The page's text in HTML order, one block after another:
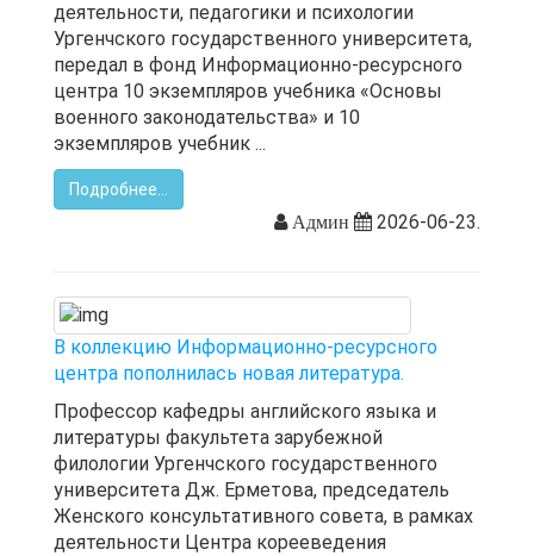
деятельности, педагогики и психологии
Ургенчского государственного университета,
передал в фонд Информационно-ресурсного
центра 10 экземпляров учебника «Основы
военного законодательства» и 10
экземпляров учебник ...
Подробнее...
Админ
2026-06-23.
В коллекцию Информационно-ресурсного
центра пополнилась новая литература.
Профессор кафедры английского языка и
литературы факультета зарубежной
филологии Ургенчского государственного
университета Дж. Ерметова, председатель
Женского консультативного совета, в рамках
деятельности Центра корееведения